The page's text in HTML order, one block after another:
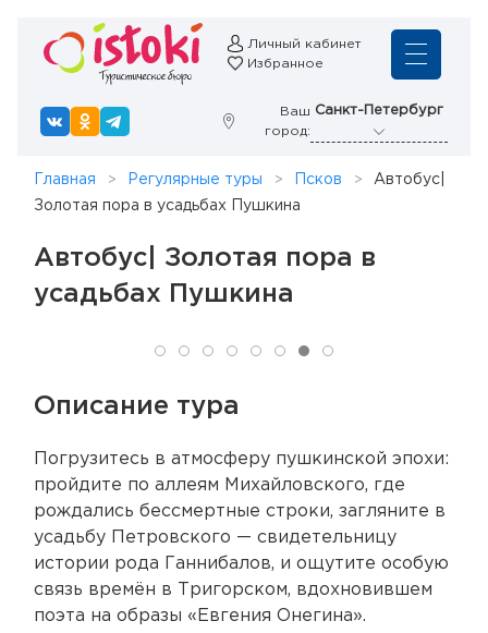
Личный кабинет
Избранное
Ваш
город:
Главная Регулярные туры Псков
Автобус|
Золотая пора в усадьбах Пушкина
Автобус| Золотая пора в
усадьбах Пушкина
Описание тура
Погрузитесь в атмосферу пушкинской эпохи:
пройдите по аллеям Михайловского, где
рождались бессмертные строки, загляните в
усадьбу Петровского — свидетельницу
истории рода Ганнибалов, и ощутите особую
связь времён в Тригорском, вдохновившем
поэта на образы «Евгения Онегина».